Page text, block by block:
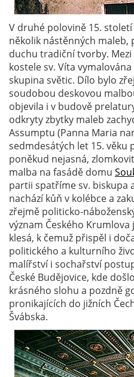
V druhé polovině 15.
několik nástěnných maleb,
duchu tradiční tvorby. Mezi
kostele sv. Víta
skupina světic. Dílo bylo
soudobou deskovou
objevila i v budově
odkryty zbytky maleb
Assumptu (Panna Maria
sedmdesátých let 15. věku
poněkud nejasná,
malba na fasádě domu
partii spatříme sv. biskupa
nachází kůň v kolébce a
zřejmě politicko-
význam Českého
klesá, k čemuž přispěl i
politického a kulturního
malířství i sochařství
České Budějovice, kde
krásného slohu a pozdně
pronikajících do jižních
Švábska.